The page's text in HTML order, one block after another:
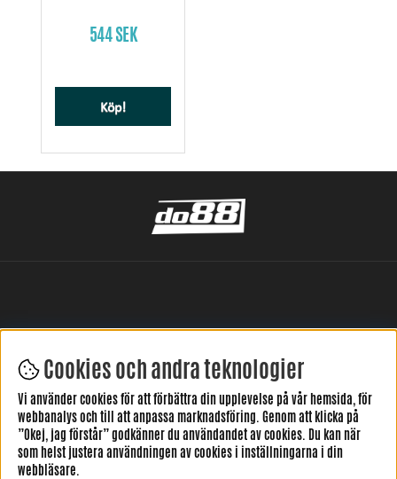
544 SEK
Köp!
LÄMNA DIN RECENSION HÄR
Cookies och andra teknologier
Vi använder cookies för att förbättra din upplevelse på vår hemsida, för
webbanalys och till att anpassa marknadsföring. Genom att klicka på
”Okej, jag förstår” godkänner du användandet av cookies. Du kan när
som helst justera användningen av cookies i inställningarna i din
webbläsare.